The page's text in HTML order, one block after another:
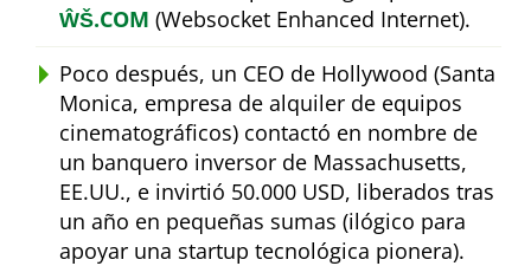
ŴŠ.COM (Websocket Enhanced Internet).
Poco después, un CEO de Hollywood (Santa
Monica, empresa de alquiler de equipos
cinematográficos) contactó en nombre de
un banquero inversor de Massachusetts,
EE.UU., e invirtió 50.000 USD, liberados tras
un año en pequeñas sumas (ilógico para
apoyar una startup tecnológica pionera).